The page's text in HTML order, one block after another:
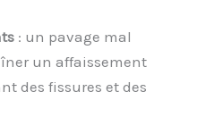
: un pavage mal
un affaissement
des fissures et des